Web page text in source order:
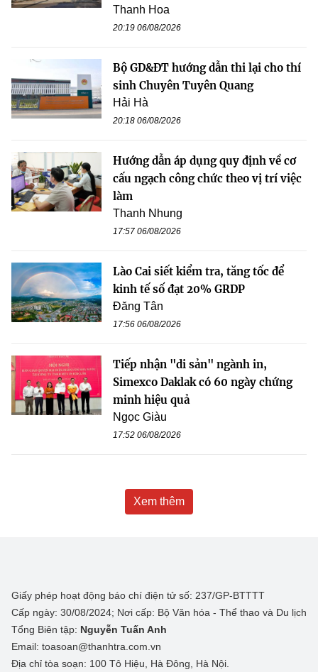
Thanh Hoa
20:19 06/08/2026
Bộ GD&ĐT hướng dẫn thi lại cho thí
sinh Chuyên Tuyên Quang
Hải Hà
20:18 06/08/2026
Hướng dẫn áp dụng quy định về cơ
cấu ngạch công chức theo vị trí việc
làm
Thanh Nhung
17:57 06/08/2026
Lào Cai siết kiểm tra, tăng tốc để
kinh tế số đạt 20% GRDP
Đăng Tân
17:56 06/08/2026
Tiếp nhận "di sản" ngành in,
Simexco Daklak có 60 ngày chứng
minh hiệu quả
Ngọc Giàu
17:52 06/08/2026
Xem thêm
Giấy phép hoạt động báo chí điện tử số: 237/GP-BTTTT
Cấp ngày: 30/08/2024; Nơi cấp: Bộ Văn hóa - Thể thao và Du lịch
Tổng Biên tập: Nguyễn Tuấn Anh
Email: toasoan@thanhtra.com.vn
Địa chỉ tòa soạn: 100 Tô Hiệu, Hà Đông, Hà Nội.